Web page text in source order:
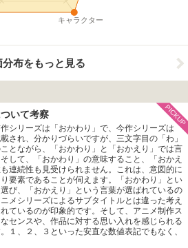
キャラクター
分布をもっと見る
いて考察
シリーズは「おかわり」で、今作シリーズは
され、分かりづらいですが、三文字目の「わ」
とながら、「おかわり」と「おかえり」では言
して、「おかわり」の意味すること、「おかえ
連続性も見受けられません。これは、意図的に
要素であることが伺えます。「おかわり」とい
び、「おかえり」という言葉が選ばれているの
メシリーズによるサブタイトルとは違った考え
ているのが印象的です。そして、アニメ制作ス
センスや、作品に対する思い入れを感じられる
１、２、３といった安直な数値表記でもなく、
PICKUP